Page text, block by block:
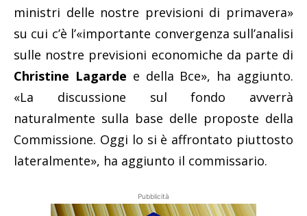
ministri delle nostre previsioni di primavera»
su cui c’è l’«importante convergenza sull’analisi
sulle nostre previsioni economiche da parte di
Christine Lagarde e della Bce», ha aggiunto.
«La discussione sul fondo avverrà
naturalmente sulla base delle proposte della
Commissione. Oggi lo si è affrontato piuttosto
lateralmente», ha aggiunto il commissario.
Pubblicità